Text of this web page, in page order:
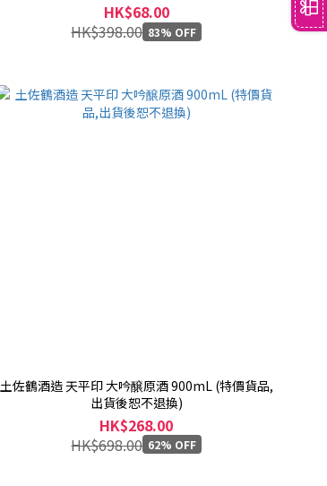
HK$68.00
HK$398.00 83% OFF
土佐鶴酒造 天平印 大吟醸原酒 900mL (特價貨品,
出貨後恕不退換)
HK$268.00
HK$698.00 62% OFF